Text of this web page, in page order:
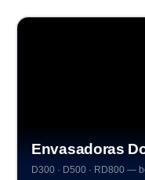
Envasadoras
D300 · D500 · RD800 —